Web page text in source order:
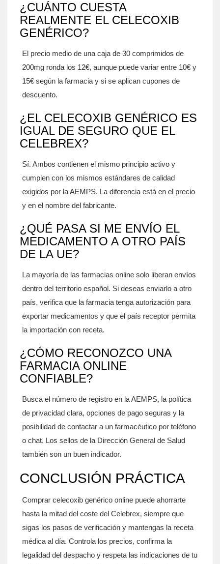
¿CUÁNTO CUESTA
REALMENTE EL CELECOXIB
GENÉRICO?
El precio medio de una caja de 30 comprimidos de
200mg ronda los 12€, aunque puede variar entre 10€ y
15€ según la farmacia y si se aplican cupones de
descuento.
¿EL CELECOXIB GENÉRICO ES
IGUAL DE SEGURO QUE EL
CELEBREX?
Sí. Ambos contienen el mismo principio activo y
cumplen con los mismos estándares de calidad
exigidos por la AEMPS. La diferencia está en el precio
y en el nombre del fabricante.
¿QUÉ PASA SI ME ENVÍO EL
MEDICAMENTO A OTRO PAÍS
DE LA UE?
La mayoría de las farmacias online solo liberan envíos
dentro del territorio español. Si deseas enviarlo a otro
país, verifica que la farmacia tenga autorización para
exportar medicamentos y que el país receptor permita
la importación con receta.
¿CÓMO RECONOZCO UNA
FARMACIA ONLINE
CONFIABLE?
Busca el número de registro en la AEMPS, la política
de privacidad clara, opciones de pago seguras y la
posibilidad de contactar a un farmacéutico por teléfono
o chat. Los sellos de la Dirección General de Salud
también son un buen indicador.
CONCLUSIÓN PRÁCTICA
Comprar celecoxib genérico online puede ahorrarte
hasta la mitad del coste del Celebrex, siempre que
sigas los pasos de verificación y mantengas la receta
médica al día. Controla los precios, confirma la
legalidad del despacho y respeta las indicaciones de tu